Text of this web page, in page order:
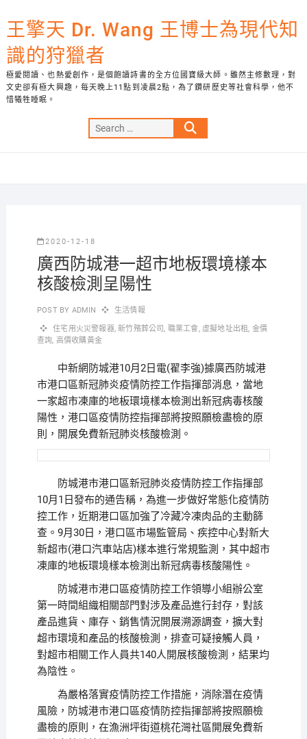
to
content
王擎天 Dr. Wang 王博士為現代知
識的狩獵者
極愛閱讀、也熱愛創作，是個飽讀詩書的全方位國寶級大師。雖然主修數理，對
文史卻有極大興趣，每天晚上11點到凌晨2點，為了鑽研歷史等社會科學，他不
惜犧牲睡眠。
Search
…
2020-12-18
廣西防城港一超市地板環境樣本
核酸檢測呈陽性
POST BY ADMIN 生活情報
住宅用火災警報器,新竹殯葬公司, 職業工會, 虛擬地址出租, 金價
查詢, 高價收購黃金
中新網防城港10月2日電(翟李強)據廣西防城港
市港口區新冠肺炎疫情防控工作指揮部消息，當地
一家超市凍庫的地板環境樣本檢測出新冠病毒核酸
陽性，港口區疫情防控指揮部將按照願檢盡檢的原
則，開展免費新冠肺炎核酸檢測。
防城港市港口區新冠肺炎疫情防控工作指揮部
10月1日發布的通告稱，為進一步做好常態化疫情防
控工作，近期港口區加強了冷藏冷凍肉品的主動篩
查。9月30日，港口區市場監管局、疾控中心對新大
新超市(港口汽車站店)樣本進行常規監測，其中超市
凍庫的地板環境樣本檢測出新冠病毒核酸陽性。
防城港市港口區疫情防控工作領導小組辦公室
第一時間組織相關部門對涉及產品進行封存，對該
產品進貨、庫存、銷售情況開展溯源調查，擴大對
超市環境和產品的核酸檢測，排查可疑接觸人員，
對超市相關工作人員共140人開展核酸檢測，結果均
為陰性。
為嚴格落實疫情防控工作措施，消除潛在疫情
風險，防城港市港口區疫情防控指揮部將按照願檢
盡檢的原則，在漁洲坪街道桃花灣社區開展免費新